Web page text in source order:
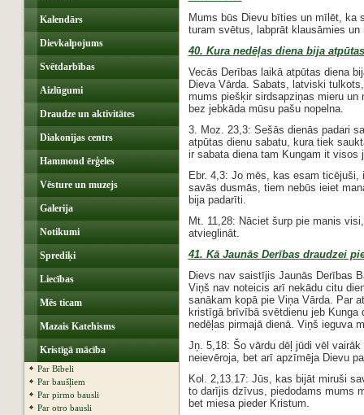
Kalendārs
Dievkalpojums
Svētdarbības
Aizlūgumi
Draudze un aktivitātes
Diakonijas centrs
Hammond ērģeles
Vēsture un muzejs
Galerija
Notikumi
Sprediķi
Liecības
Mēs ticam
Mazais Katehisms
Kristīgā mācība
Par Bībeli
Par baušļiem
Par pirmo bausli
Par otro bausli
Mums būs Dievu bīties un mīlēt, ka
turam svētus, labprāt klausāmies un
40. Kura nedēļas diena bija
Vecās Derības laikā atpūtas diena
Dieva Vārda. Sabats, latviski
mums piešķir sirdsapziņas mieru
bez jebkāda mūsu pašu nopelna.
3. Moz. 23,3: Sešās dienās padari
atpūtas dienu sabatu, kura tiek
ir sabata diena tam Kungam it visos
Ebr. 4,3: Jo mēs, kas esam
savās dusmās, tiem nebūs ieiet
bija padarīti.
Mt. 11,28: Nāciet šurp pie manis
atvieglināt.
41. Kā Jaunās Derības draudzei
Dievs nav saistījis Jaunās Derības
Viņš nav noteicis arī nekādu citu
sanākam kopā pie Viņa Vārda. Par
kristīgā brīvībā svētdienu jeb
nedēļas pirmajā dienā. Viņš ieguva
Jņ. 5,18: Šo vārdu dēļ jūdi vēl
neievēroja, bet arī apzīmēja Dievu
Kol. 2,13.17: Jūs, kas bijāt miruši
to darījis dzīvus, piedodams mums
bet miesa pieder Kristum.